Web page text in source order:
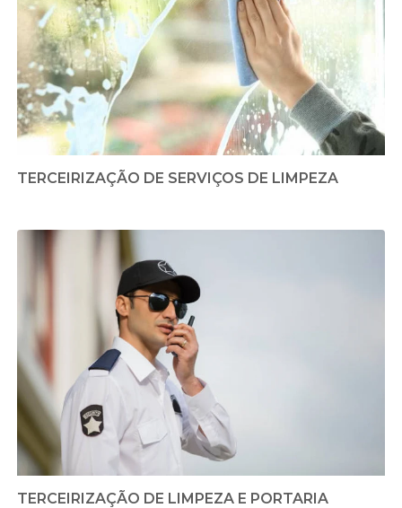
TERCEIRIZAÇÃO DE SERVIÇOS DE LIMPEZA
TERCEIRIZAÇÃO DE LIMPEZA E PORTARIA